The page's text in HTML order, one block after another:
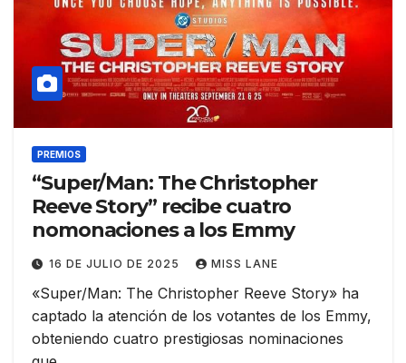
PREMIOS
“Super/Man: The Christopher
Reeve Story” recibe cuatro
nomonaciones a los Emmy
16 DE JULIO DE 2025 MISS LANE
«Super/Man: The Christopher Reeve Story» ha
captado la atención de los votantes de los Emmy,
obteniendo cuatro prestigiosas nominaciones